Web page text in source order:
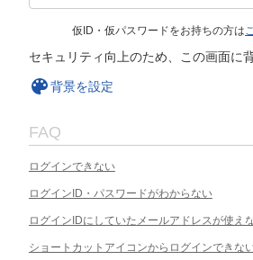
仮ID・仮パスワードをお持ちの方は
セキュリティ向上のため、この画面に
背景を設定
FAQ
ログインできない
ログインID・パスワードがわからない
ログインIDにしていたメールアドレスが使え
ショートカットアイコンからログインできな